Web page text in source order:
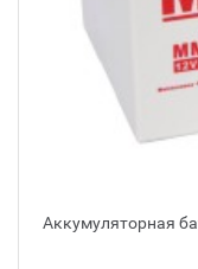
Аккумуляторная